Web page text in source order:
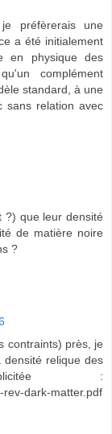
préfèrerais une
a été initialement
en physique des
complément
standard, à une
sans relation avec
?) que leur densité
de matière noire
?
contraints) près, je
relique des
:
rev-dark-matter.pdf